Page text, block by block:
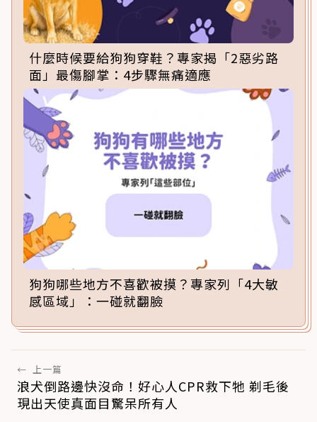
什麼時候要給狗狗穿鞋？專家揭「2惡劣路
面」最傷腳掌：4步驟無痛適應
狗狗哪些地方不喜歡被摸？專家列「4大敏
感區域」：一碰就翻臉
← 上一篇
浪犬倒路邊快沒命！好心人CPR救下牠 剃毛後
現出天使真面目驚呆所有人